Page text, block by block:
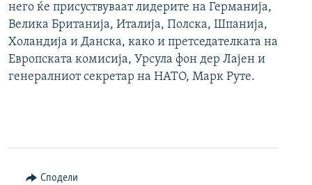
него ќе присуствуваат лидерите на Германија,
Велика Британија, Италија, Полска, Шпанија,
Холандија и Данска, како и претседателката на
Европската комисија, Урсула фон дер Лајен и
генералниот секретар на НАТО, Марк Руте.
Сподели